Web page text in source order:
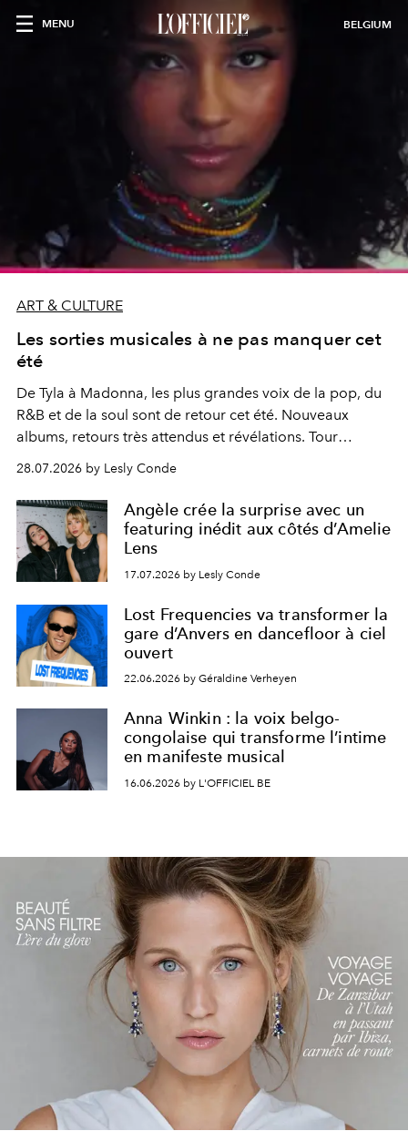
MENU BELGIUM
ART & CULTURE
Les sorties musicales à ne pas manquer cet
été
De Tyla à Madonna, les plus grandes voix de la pop, du
R&B et de la soul sont de retour cet été. Nouveaux
albums, retours très attendus et révélations. Tour
d'horizon des sorties musicales de l'été.
28.07.2026 by Lesly Conde
Angèle crée la surprise avec un
featuring inédit aux côtés d’Amelie
Lens
17.07.2026 by Lesly Conde
Lost Frequencies va transformer la
gare d’Anvers en dancefloor à ciel
ouvert
22.06.2026 by Géraldine Verheyen
Anna Winkin : la voix belgo-
congolaise qui transforme l’intime
en manifeste musical
16.06.2026 by L'OFFICIEL BE